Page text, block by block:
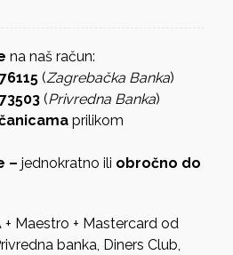
na naš račun:
(Zagrebačka Banka)
(Privredna Banka)
prilikom
–jednokratno ili obročno do
+ Maestro + Mastercard od
banka, Diners Club,